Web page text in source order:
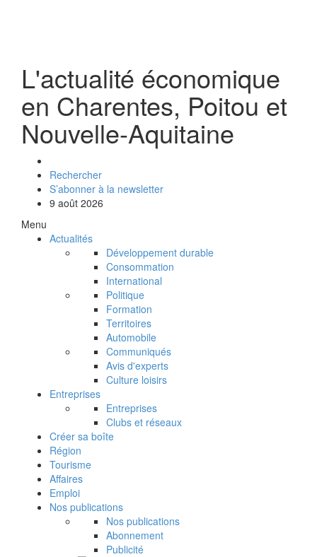
L'actualité économique
en Charentes, Poitou et
Nouvelle-Aquitaine
Rechercher
S’abonner à la newsletter
9 août 2026
Menu
Actualités
Développement durable
Consommation
International
Politique
Formation
Territoires
Automobile
Communiqués
Avis d'experts
Culture loisirs
Entreprises
Entreprises
Clubs et réseaux
Créer sa boîte
Région
Tourisme
Affaires
Emploi
Nos publications
Nos publications
Abonnement
Publicité